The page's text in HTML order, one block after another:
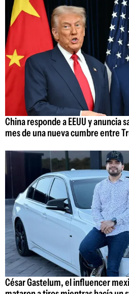
China responde a EEUU y anuncia
mes de una nueva cumbre entre
César Gastelum, el influencer